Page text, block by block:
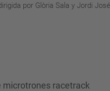
por Glòria Sala y Jordi
racetrack